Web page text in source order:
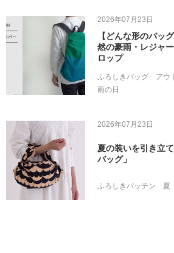
2026年07月23日
【どんな形のバッ
然の豪雨・レジャ
ロップ
ふろしきバッグ アウ
雨の日
2026年07月23日
夏の装いを引き立
バッグ」
ふろしきパッチン 夏